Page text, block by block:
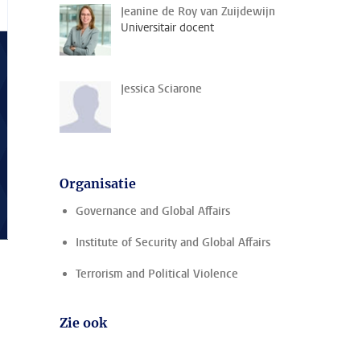
Jeanine de Roy van Zuijdewijn
Universitair docent
Jessica Sciarone
Organisatie
Governance and Global Affairs
Institute of Security and Global Affairs
Terrorism and Political Violence
Zie ook